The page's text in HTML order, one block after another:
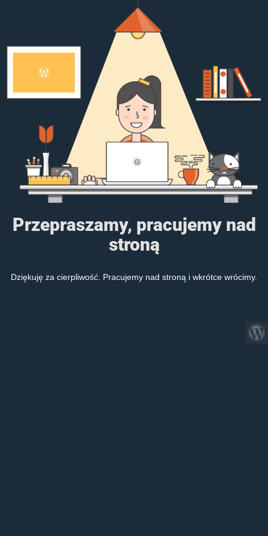
Przepraszamy, pracujemy nad
stroną
Dziękuję za cierpliwość. Pracujemy nad stroną i wkrótce wrócimy.